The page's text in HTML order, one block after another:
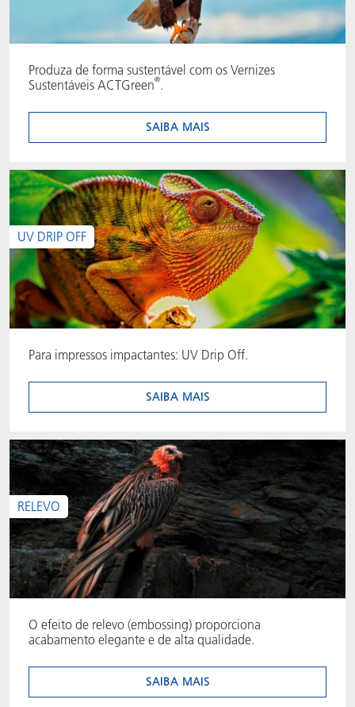
Produza de forma sustentável com os Vernizes
Sustentáveis ACTGreen®.
SAIBA MAIS
UV DRIP OFF
Para impressos impactantes: UV Drip Off.
SAIBA MAIS
RELEVO
O efeito de relevo (embossing) proporciona
acabamento elegante e de alta qualidade.
SAIBA MAIS